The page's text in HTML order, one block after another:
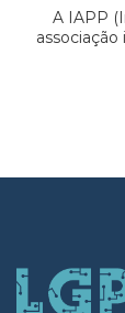
A IAPP